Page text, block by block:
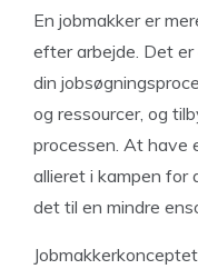
En jobmakker er
efter arbejde. Det
din
og ressourcer, og
processen. At have
allieret i kampen
det til en mindre